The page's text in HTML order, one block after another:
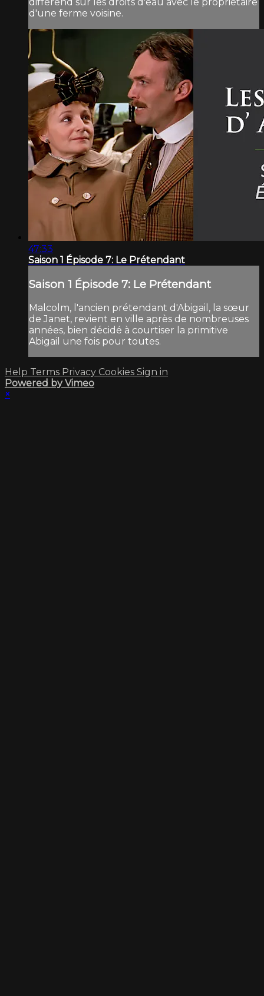
d'une ferme voisine.
47:33
Saison 1 Épisode 7: Le Prétendant
Saison 1 Épisode 7: Le Prétendant
Malcolm, l'ancien prétendant d'Abigail, la sœur
de Janet, revient en ville après de nombreuses
années, bien décidé à courtiser la primitive
Abigail une fois pour toutes.
Help Terms Privacy Cookies Sign in
Powered by Vimeo
×